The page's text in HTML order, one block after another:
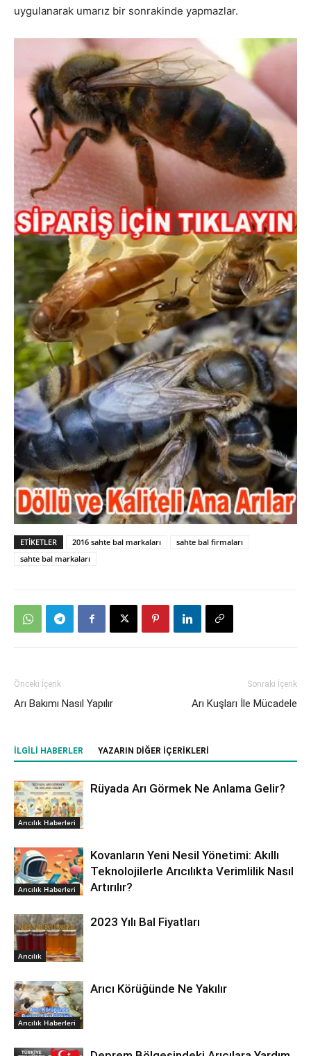
uygulanarak umarız bir sonrakinde yapmazlar.
ETIKETLER 2016 sahte bal markaları
sahte bal firmaları
sahte bal markaları
Önceki İçerik
Arı Bakımı Nasıl Yapılır
Sonraki İçerik
Arı Kuşları İle Mücadele
İLGILI HABERLER YAZARIN DIĞER İÇERIKLERI
Arıcılık Haberleri
Rüyada Arı Görmek Ne Anlama Gelir?
Arıcılık Haberleri
Kovanların Yeni Nesil Yönetimi: Akıllı
Teknolojilerle Arıcılıkta Verimlilik Nasıl
Artırılır?
Arıcılık
2023 Yılı Bal Fiyatları
Arıcılık Haberleri
Arıcı Körüğünde Ne Yakılır